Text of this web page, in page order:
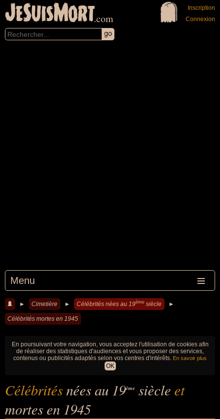
JeSuisMort.com
Menu
Inscription
Connexion
► Cimetière ► Célébrités nées au 19ème siècle ►
Célébrités mortes en 1945
En poursuivant votre navigation, vous acceptez l'utilisation de cookies afin
de réaliser des statistiques d'audiences et vous proposer des services,
contenus ou publicités adaptés selon vos centres d'intérêts. En savoir plus
OK
Célébritésnées au 19ème siècle et
mortes en 1945